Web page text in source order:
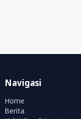
Navigasi
Home
Berita